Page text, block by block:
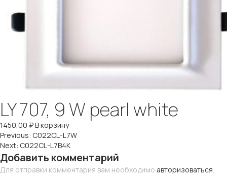
LY 707, 9 W pearl white
1450,00 ₽В корзину
Навигация
по
Previous: C022CL-L7W
Next: C022CL-L7B4K
Добавить комментарий
Для отправки комментария вам необходимо авторизоваться.